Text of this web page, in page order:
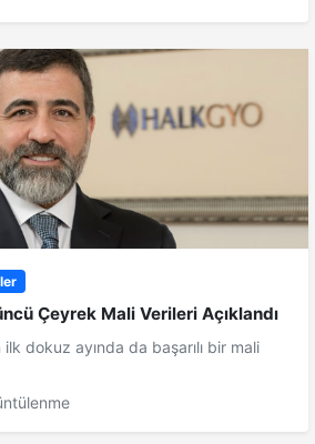
Çeyrek Mali Verileri Açıklandı
ilk dokuz ayında da başarılı bir mali